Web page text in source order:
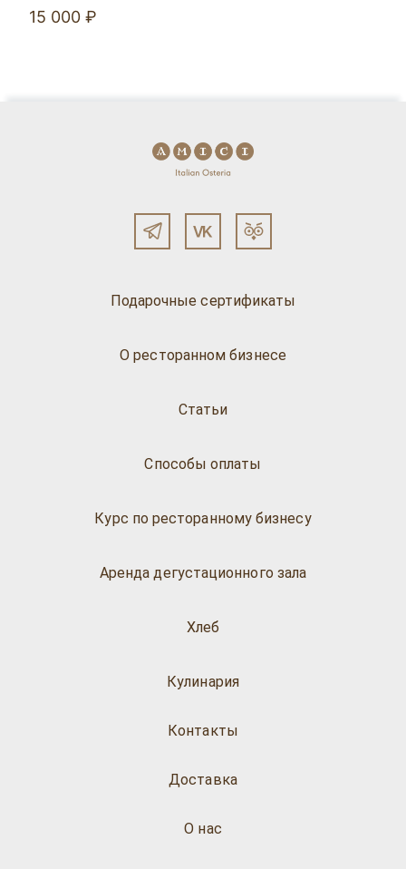
15 000 ₽
Подарочные сертификаты
О ресторанном бизнесе
Статьи
Способы оплаты
Курс по ресторанному бизнесу
Аренда дегустационного зала
Хлеб
Кулинария
О нас
Доставка
Контакты